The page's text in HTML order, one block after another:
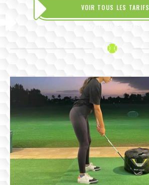
VOIR TOUS LES TARIFS